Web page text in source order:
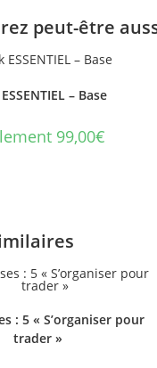
peut-être
– Base
99,00€
: 5 « S’organiser pour
trader »